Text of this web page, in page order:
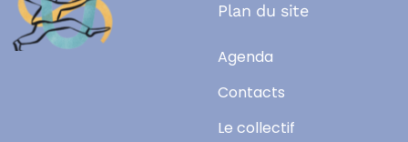
Plan du site
Agenda
Contacts
Le collectif